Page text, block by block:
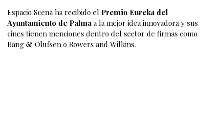
Espacio Scena ha recibido el Premio Eureka del
Ayuntamiento de Palma a la mejor idea innovadora y sus
cines tienen menciones dentro del sector de firmas como
Bang & Olufsen o Bowers and Wilkins.